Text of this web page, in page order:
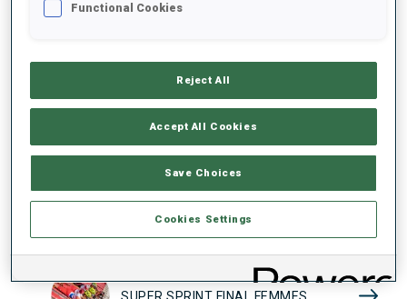
17
SUPER SPRINT QUAL. FEMMES
Programmé
sam.10:20
SUPER SPRINT QUAL. HOMMES
Programmé
SUPER SPRINT FINAL FEMMES
Functional Cookies
Reject All
Accept All Cookies
Save Choices
Cookies Settings